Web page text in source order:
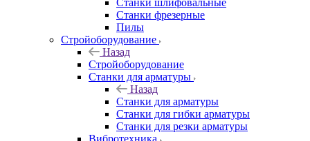
Станки шлифовальные
Станки фрезерные
Пилы
Стройоборудование
Назад
Стройоборудование
Станки для арматуры
Назад
Станки для арматуры
Станки для гибки арматуры
Станки для резки арматуры
Вибротехника